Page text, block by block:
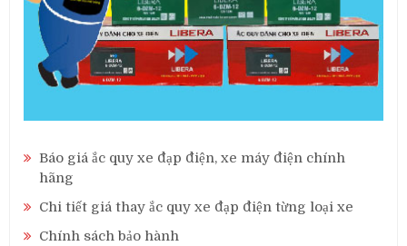
Báo giá ắc quy xe đạp điện, xe máy điện chính
hãng
Chi tiết giá thay ắc quy xe đạp điện từng loại xe
Chính sách bảo hành